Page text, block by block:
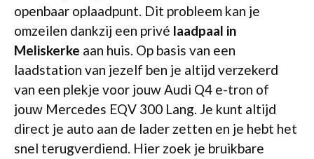
openbaar oplaadpunt. Dit probleem kan je
omzeilen dankzij een privé laadpaal in
Meliskerke aan huis. Op basis van een
laadstation van jezelf ben je altijd verzekerd
van een plekje voor jouw Audi Q4 e-tron of
jouw Mercedes EQV 300 Lang. Je kunt altijd
direct je auto aan de lader zetten en je hebt het
snel terugverdiend. Hier zoek je bruikbare